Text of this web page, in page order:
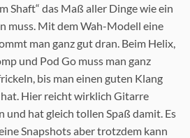
Shaft“ das Maß aller Dinge wie ein
muss. Mit dem Wah-Modell eine
man ganz gut dran. Beim Helix,
und Pod Go muss man ganz
bis man einen guten Klang
Hier reicht wirklich Gitarre
und hat gleich tollen Spaß damit. Es
Snapshots aber trotzdem kann